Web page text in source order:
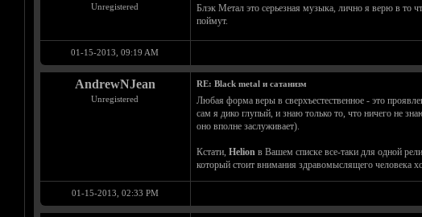
Unregistered
Блэк Метал это серьезная музыка, лично я верю в то
поймут.
01-15-2013, 09:19 AM
AndrewNJean
Unregistered
RE: Black metal и сатанизм
Любая форма веры в сверхъестественное - это
сам я дико глупый, и знаю только то, что ничего не
оно вполне заслуживает).
Кстати, Helionв Вашем списке все-таки для одной
который стоит внимания здравомыслящего человека
01-15-2013, 02:33 PM